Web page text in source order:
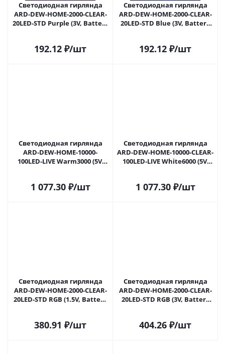
Светодиодная гирлянда
ARD-DEW-HOME-2000-CLEAR-
20LED-STD Purple (3V, Battery
192.12 ₽/шт
Светодиодная гирлянда
ARD-DEW-HOME-2000-CLEAR-
20LED-STD Blue (3V, Battery
192.12 ₽/шт
Светодиодная гирлянда
ARD-DEW-HOME-10000-
100LED-LIVE Warm3000 (5V,
1 077.30₽/шт
Светодиодная гирлянда
ARD-DEW-HOME-10000-CLEAR-
100LED-LIVE White6000 (5V,
1 077.30₽/шт
Светодиодная гирлянда
ARD-DEW-HOME-2000-CLEAR-
20LED-STD RGB (1.5V, Battery
380.91 ₽/шт
Светодиодная гирлянда
ARD-DEW-HOME-2000-CLEAR-
20LED-STD RGB (3V, Battery
404.26 ₽/шт